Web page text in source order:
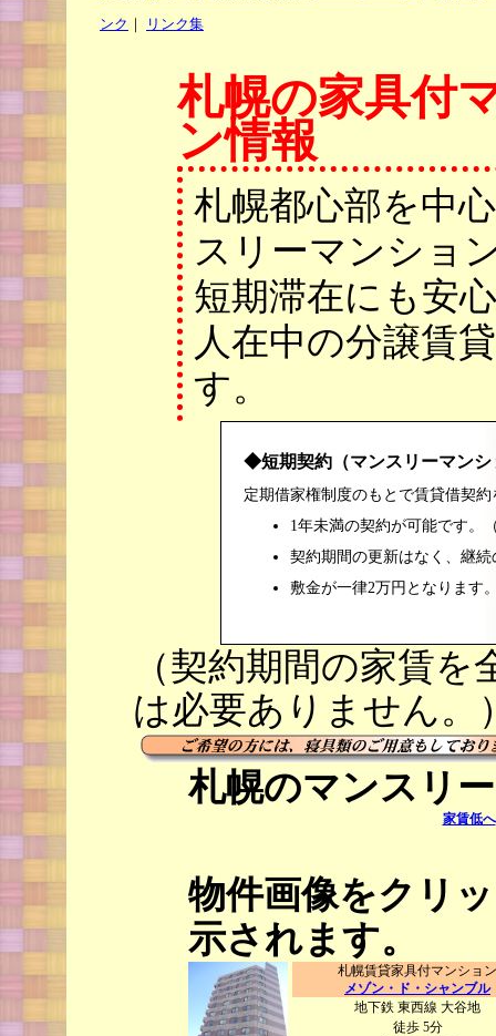
ンク ｜ リンク集
札幌の家具付
ン情報
札幌都心部を中
スリーマンショ
短期滞在にも安
人在中の分譲賃
す。
◆短期契約（マンスリーマンシ
定期借家権制度のもとで賃貸借契
1年未満の契約が可能です。
契約期間の更新はなく、継
敷金が一律2万円となります
（契約期間の家賃
は必要ありません。
札幌のマンスリ
家賃低へ
物件画像をクリ
示されます。
札幌賃貸家具付マンション
メゾン・ド・シャンブル
地下鉄 東西線 大谷地
徒歩 5分